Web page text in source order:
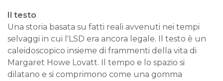
Il testo
Una storia basata su fatti reali avvenuti nei tempi
selvaggi in cui l'LSD era ancora legale. Il testo è un
caleidoscopico insieme di frammenti della vita di
Margaret Howe Lovatt. Il tempo e lo spazio si
dilatano e si comprimono come una gomma